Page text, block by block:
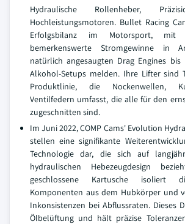
Hydraulische Rollenheber,
Hochleistungsmotoren. Bullet Racing
Erfolgsbilanz im Motorsport, mit
bemerkenswerte Stromgewinne in
natürlich angesaugten Drag Engines
Alkohol-Setups melden. Ihre Lifter sind
Produktlinie, die Nockenwellen,
Ventilfedern umfasst, die alle für den
zugeschnitten sind.
Im Juni 2022, COMP Cams' Evolution
stellen eine signifikante
Technologie dar, die sich auf
hydraulischen Hebezeugdesign
geschlossene Kartusche isoliert
Komponenten aus dem Hubkörper und
Inkonsistenzen bei Abflussraten. Dieses
Ölbelüftung und hält präzise